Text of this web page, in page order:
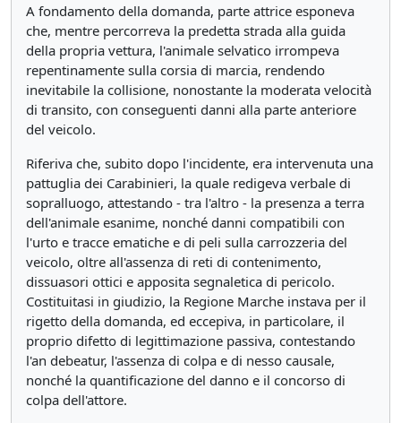
A fondamento della domanda, parte attrice esponeva
che, mentre percorreva la predetta strada alla guida
della propria vettura, l'animale selvatico irrompeva
repentinamente sulla corsia di marcia, rendendo
inevitabile la collisione, nonostante la moderata velocità
di transito, con conseguenti danni alla parte anteriore
del veicolo.
Riferiva che, subito dopo l'incidente, era intervenuta una
pattuglia dei Carabinieri, la quale redigeva verbale di
sopralluogo, attestando - tra l'altro - la presenza a terra
dell'animale esanime, nonché danni compatibili con
l'urto e tracce ematiche e di peli sulla carrozzeria del
veicolo, oltre all'assenza di reti di contenimento,
dissuasori ottici e apposita segnaletica di pericolo.
Costituitasi in giudizio, la Regione Marche instava per il
rigetto della domanda, ed eccepiva, in particolare, il
proprio difetto di legittimazione passiva, contestando
l'an debeatur, l'assenza di colpa e di nesso causale,
nonché la quantificazione del danno e il concorso di
colpa dell'attore.